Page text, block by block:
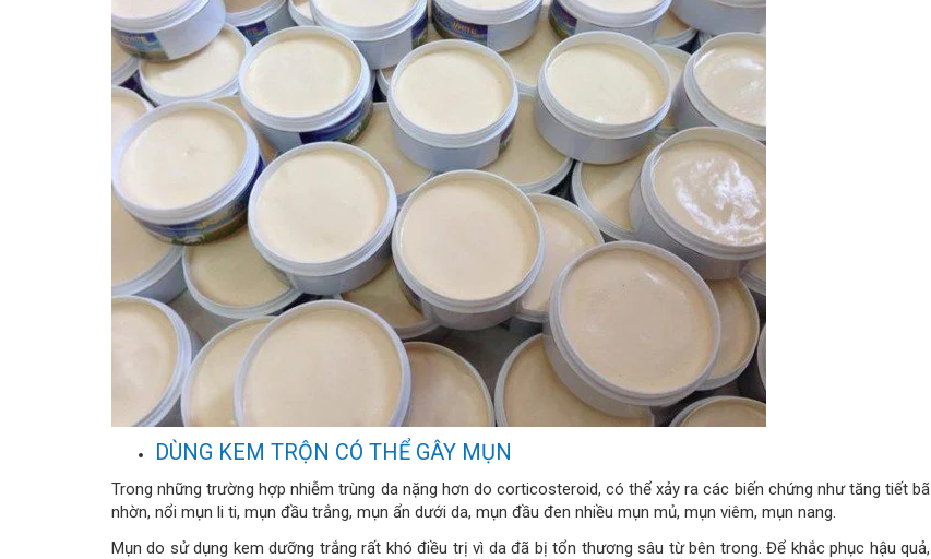
DÙNG KEM TRỘN CÓ THỂ GÂY MỤN
Trong những trường hợp nhiễm trùng da nặng hơn do corticosteroid, có thể xảy ra các biến chứng như tăng tiết bã
nhờn, nổi mụn li ti, mụn đầu trắng, mụn ẩn dưới da, mụn đầu đen nhiều mụn mủ, mụn viêm, mụn nang.
Mụn do sử dụng kem dưỡng trắng rất khó điều trị vì da đã bị tổn thương sâu từ bên trong. Để khắc phục hậu quả,